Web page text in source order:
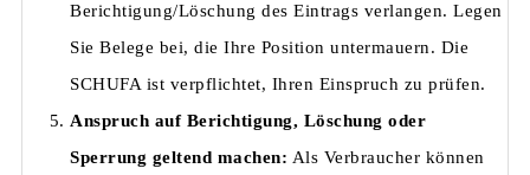
Berichtigung/Löschung des Eintrags verlangen. Legen
Sie Belege bei, die Ihre Position untermauern. Die
SCHUFA ist verpflichtet, Ihren Einspruch zu prüfen.
Anspruch auf Berichtigung, Löschung oder
Sperrung geltend machen: Als Verbraucher können